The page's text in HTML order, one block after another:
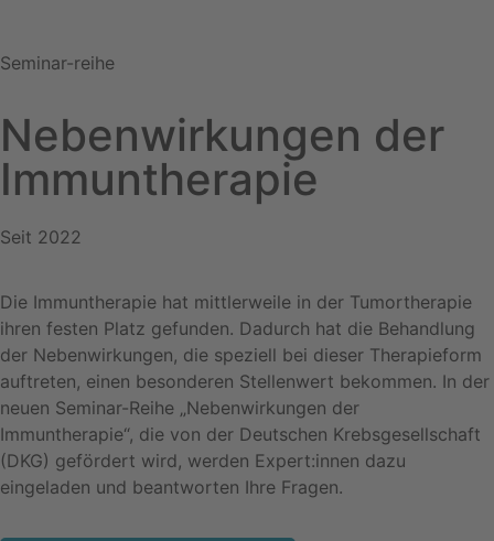
Seminar-reihe
Nebenwirkungen der
Immuntherapie
Seit 2022
Die Immuntherapie hat mittlerweile in der Tumortherapie
ihren festen Platz gefunden. Dadurch hat die Behandlung
der Nebenwirkungen, die speziell bei dieser Therapieform
auftreten, einen besonderen Stellenwert bekommen. In der
neuen Seminar-Reihe „Nebenwirkungen der
Immuntherapie“, die von der Deutschen Krebsgesellschaft
(DKG) gefördert wird, werden Expert:innen dazu
eingeladen und beantworten Ihre Fragen.